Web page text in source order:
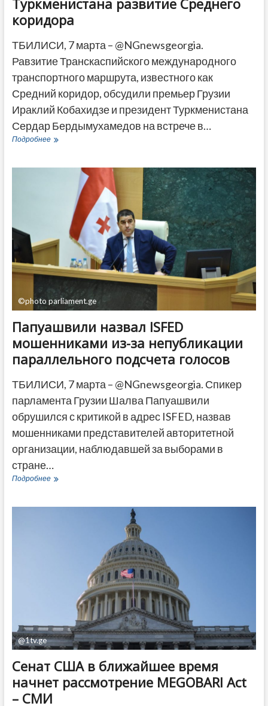
коридора
ТБИЛИСИ, 7 марта – @NGnewsgeorgia.
Равзитие Транскаспийского международного
транспортного маршрута, известного как
Средний коридор, обсудили премьер Грузии
Ираклий Кобахидзе и президент Туркменистана
Сердар Бердымухамедов на встрече в…
ПодробнееКобахидзе
президентом
Туркменистана
развитие
Среднего
коридора
©photo parliament.ge
Папуашвили назвал ISFED
мошенниками из-за непубликации
параллельного подсчета голосов
ТБИЛИСИ, 7 марта – @NGnewsgeorgia. Спикер
парламента Грузии Шалва Папуашвили
обрушился с критикой в адрес ISFED, назвав
мошенниками представителей авторитетной
организации, наблюдавшей за выборами в
стране…
ПодробнееПапуашвили
@1tv.ge
Сенат США в ближайшее время
начнет рассмотрение MEGOBARI Act
– СМИ